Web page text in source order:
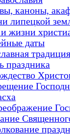
каноны,
липецкой
жизни
даты
традиция
праздника